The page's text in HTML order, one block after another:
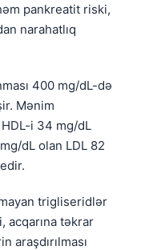
pankreatit riski,
narahatlıq
400 mg/dL-də
Mənim
i 34 mg/dL
dL olan LDL 82
trigliseridlər
acqarına təkrar
araşdırılması